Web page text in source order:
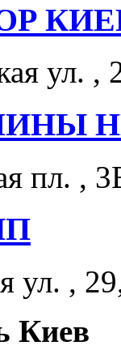
ул. ,
пл. ,
ул. ,
Киев